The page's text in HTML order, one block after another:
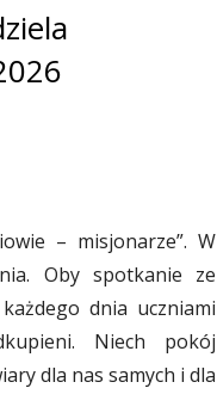
– misjonarze”. W
Oby spotkanie ze
dnia uczniami
Niech pokój
dla nas samych i dla